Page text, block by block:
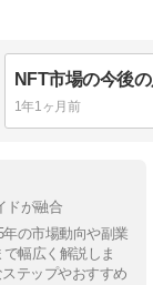
1年1ヶ月前
ドが融合
の市場動向や副業
幅広く解説しま
テップやおすすめ